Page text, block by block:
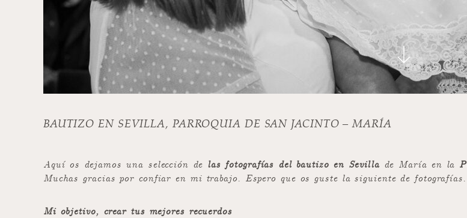
BAUTIZO EN SEVILLA, PARROQUIA DE SAN JACINTO – MARÍA
Aquí os dejamos una selección de las fotografías del bautizo en Sevillade María en la
Muchas gracias por confiar en mi trabajo. Espero que os guste la siguiente de fotografías.
Mi objetivo, crear tus mejores recuerdos